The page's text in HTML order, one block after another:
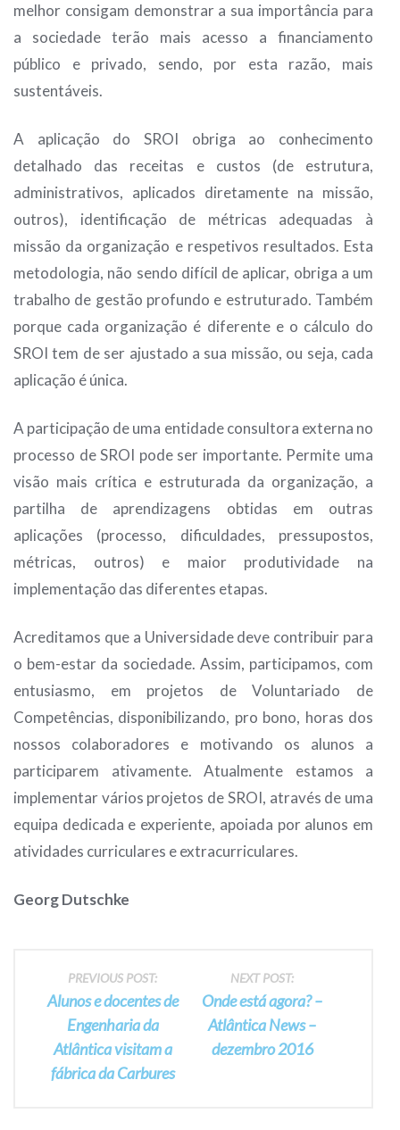
melhor consigam demonstrar a sua importância para
a sociedade terão mais acesso a financiamento
público e privado, sendo, por esta razão, mais
sustentáveis.
A aplicação do SROI obriga ao conhecimento
detalhado das receitas e custos (de estrutura,
administrativos, aplicados diretamente na missão,
outros), identificação de métricas adequadas à
missão da organização e respetivos resultados. Esta
metodologia, não sendo difícil de aplicar, obriga a um
trabalho de gestão profundo e estruturado. Também
porque cada organização é diferente e o cálculo do
SROI tem de ser ajustado a sua missão, ou seja, cada
aplicação é única.
A participação de uma entidade consultora externa no
processo de SROI pode ser importante. Permite uma
visão mais crítica e estruturada da organização, a
partilha de aprendizagens obtidas em outras
aplicações (processo, dificuldades, pressupostos,
métricas, outros) e maior produtividade na
implementação das diferentes etapas.
Acreditamos que a Universidade deve contribuir para
o bem-estar da sociedade. Assim, participamos, com
entusiasmo, em projetos de Voluntariado de
Competências, disponibilizando, pro bono, horas dos
nossos colaboradores e motivando os alunos a
participarem ativamente. Atualmente estamos a
implementar vários projetos de SROI, através de uma
equipa dedicada e experiente, apoiada por alunos em
atividades curriculares e extracurriculares.
Georg Dutschke
Post
navigation
PREVIOUS POST:
Alunos e docentes de
Engenharia da
Atlântica visitam a
fábrica da Carbures
NEXT POST:
Onde está agora? –
Atlântica News –
dezembro 2016